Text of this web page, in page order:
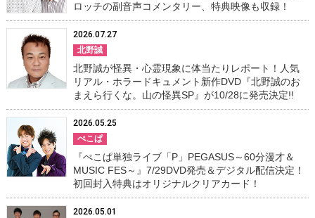
ロッチの副音声コメンタリー、特典映像も収録！
2026.07.27
北野誠
北野誠が怪異・心霊現象に体当たりレポート！人気
リアル・ホラードキュメント新作DVD『北野誠のお
まえら行くな。山の怪異SP』が10/28に発売決定!!
2026.05.25
ぺこぱ
『ぺこぱ単独ライブ「P」PEGASUS～60分漫才＆
MUSIC FES～』7/29DVD発売＆デジタル配信決定！
初回封入特典はオリジナルクリアカード！
2026.05.01